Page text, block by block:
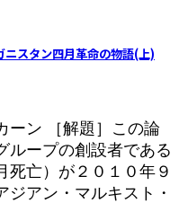
スタン四月革命の物語(上)
ーン ［解題］この論
ループの創設者である
死亡）が２０１０年９
ジアン・マルキスト・